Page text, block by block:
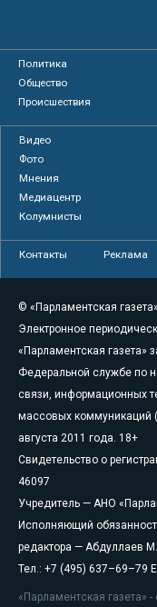
Политика
Общество
Происшествия
Видео
Фото
Мнения
Медиацентр
Колумнисты
Контакты Реклама
© «Парламентская
Электронное
«Парламентская газета»
Федеральной службе по
связи, информационных
массовых коммуникаций
августа 2011 года. 18+
Свидетельство о
46097
Учредитель — АНО
Исполняющий
редактора — Абдуллаев
Тел.: +7 (495) 637–69–79
«Парламентская газета»